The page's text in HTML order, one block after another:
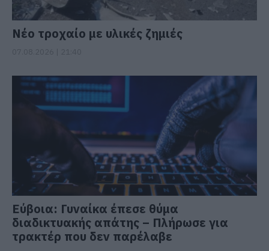
Νέο τροχαίο με υλικές ζημιές
Εύβοια: Γυναίκα έπεσε θύμα
διαδικτυακής απάτης – Πλήρωσε για
τρακτέρ που δεν παρέλαβε